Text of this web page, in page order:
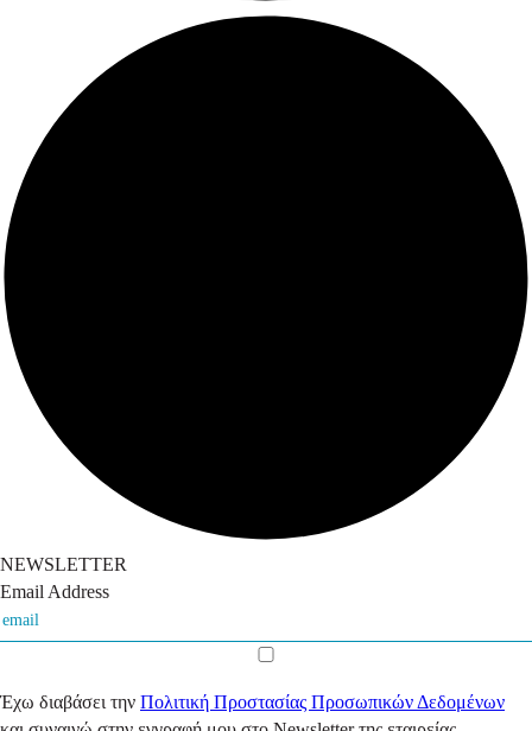
NEWSLETTER
Email Address
Έχω διαβάσει την Πολιτική Προστασίας Προσωπικών Δεδομένων